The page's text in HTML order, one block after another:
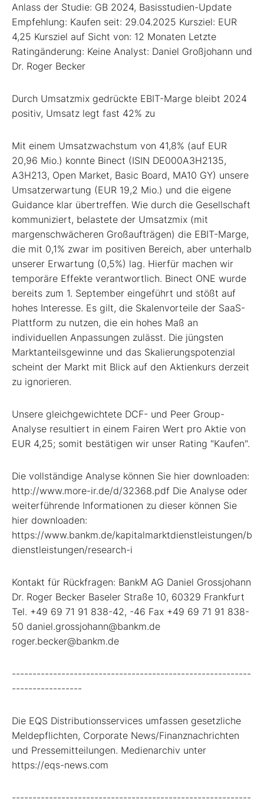
Anlass der Studie: GB 2024, Basisstudien-Update
Empfehlung: Kaufen seit: 29.04.2025 Kursziel: EUR
4,25 Kursziel auf Sicht von: 12 Monaten Letzte
Ratingänderung: Keine Analyst: Daniel Großjohann und
Dr. Roger Becker
Durch Umsatzmix gedrückte EBIT-Marge bleibt 2024
positiv, Umsatz legt fast 42% zu
Mit einem Umsatzwachstum von 41,8% (auf EUR
20,96 Mio.) konnte Binect (ISIN DE000A3H2135,
A3H213, Open Market, Basic Board, MA10 GY) unsere
Umsatzerwartung (EUR 19,2 Mio.) und die eigene
Guidance klar übertreffen. Wie durch die Gesellschaft
kommuniziert, belastete der Umsatzmix (mit
margenschwächeren Großaufträgen) die EBIT-Marge,
die mit 0,1% zwar im positiven Bereich, aber unterhalb
unserer Erwartung (0,5%) lag. Hierfür machen wir
temporäre Effekte verantwortlich. Binect ONE wurde
bereits zum 1. September eingeführt und stößt auf
hohes Interesse. Es gilt, die Skalenvorteile der SaaS-
Plattform zu nutzen, die ein hohes Maß an
individuellen Anpassungen zulässt. Die jüngsten
Marktanteilsgewinne und das Skalierungspotenzial
scheint der Markt mit Blick auf den Aktienkurs derzeit
zu ignorieren.
Unsere gleichgewichtete DCF- und Peer Group-
Analyse resultiert in einem Fairen Wert pro Aktie von
EUR 4,25; somit bestätigen wir unser Rating "Kaufen".
Die vollständige Analyse können Sie hier downloaden:
http://www.more-ir.de/d/32368.pdf Die Analyse oder
weiterführende Informationen zu dieser können Sie
hier downloaden:
https://www.bankm.de/kapitalmarktdienstleistungen/
dienstleistungen/research-i
Kontakt für Rückfragen: BankM AG Daniel Grossjohann
Dr. Roger Becker Baseler Straße 10, 60329 Frankfurt
Tel. +49 69 71 91 838-42, -46 Fax +49 69 71 91 838-
50 daniel.grossjohann@bankm.de
roger.becker@bankm.de
----------------------------------------------------------
-----------------
Die EQS Distributionsservices umfassen gesetzliche
Meldepflichten, Corporate News/Finanznachrichten
und Pressemitteilungen. Medienarchiv unter
https://eqs-news.com
----------------------------------------------------------